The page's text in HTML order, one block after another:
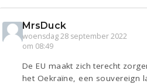
MrsDuck
woensdag 28 september 2022
om 08:49
De EU maakt zich terecht
het Oekraïne, een souvereign